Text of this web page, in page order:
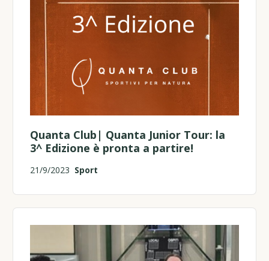
Quanta Club| Quanta Junior Tour: la
3^ Edizione è pronta a partire!
21/9/2023 Sport